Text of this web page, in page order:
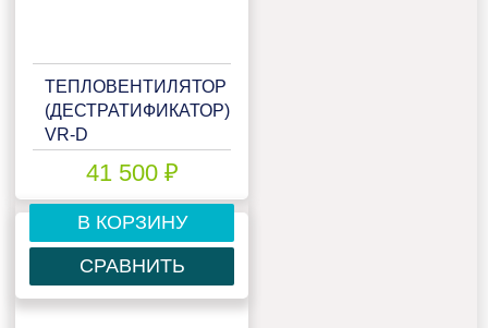
ТЕПЛОВЕНТИЛЯТОР
(ДЕСТРАТИФИКАТОР)
VR-D
41 500 ₽
В КОРЗИНУ
СРАВНИТЬ